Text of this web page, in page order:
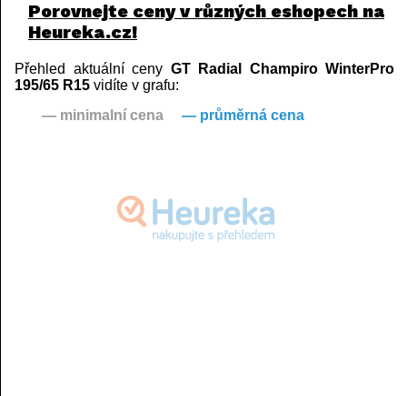
Porovnejte ceny v různých eshopech na
Heureka.cz!
Přehled aktuální ceny GT Radial Champiro WinterPro
195/65 R15 vidíte v grafu:
— minimalní cena
— průměrná cena